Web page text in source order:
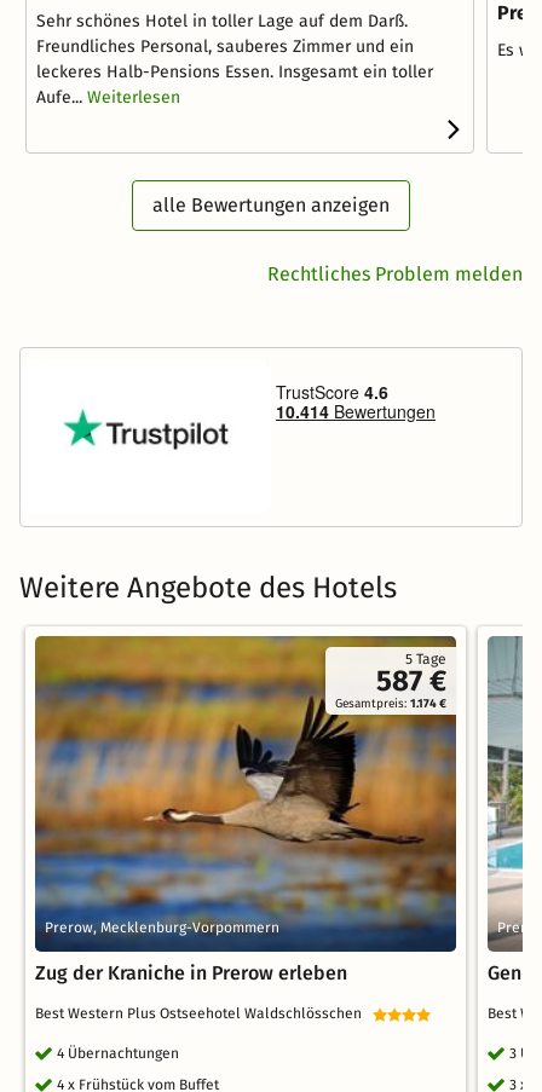
Sehr schönes Hotel in toller Lage auf dem Darß.
Freundliches Personal, sauberes Zimmer und ein
leckeres Halb-Pensions Essen. Insgesamt ein toller
Aufe... Weiterlesen
Es
alle Bewertungen anzeigen
Rechtliches Problem melden
Weitere Angebote des Hotels
5 Tage
587 €
Gesamtpreis:1.174 €
Prerow, Mecklenburg-Vorpommern
Zug der Kraniche in Prerow erleben
Best Western Plus Ostseehotel Waldschlösschen
4 Übernachtungen
4 x Frühstück vom Buffet
Best
3
3 x